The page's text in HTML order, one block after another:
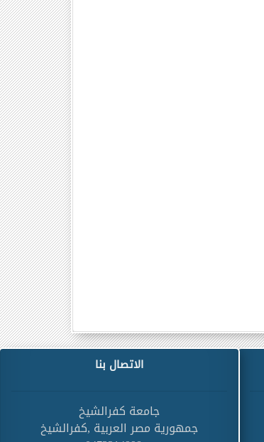
الاتصال بنا
جامعة كفرالشيخ
جمهورية مصر العربية ,كفرالشيخ